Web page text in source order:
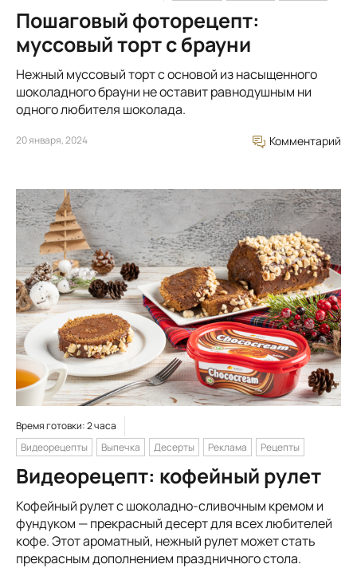
Пошаговый фоторецепт:
муссовый торт с брауни
Нежный муссовый торт с основой из насыщенного
шоколадного брауни не оставит равнодушным ни
одного любителя шоколада.
20 января, 2024 Комментарий
Время готовки: 2 часа
Видеорецепты
Выпечка Десерты Реклама Рецепты
Видеорецепт: кофейный рулет
Кофейный рулет с шоколадно-сливочным кремом и
фундуком — прекрасный десерт для всех любителей
кофе. Этот ароматный, нежный рулет может стать
прекрасным дополнением праздничного стола.